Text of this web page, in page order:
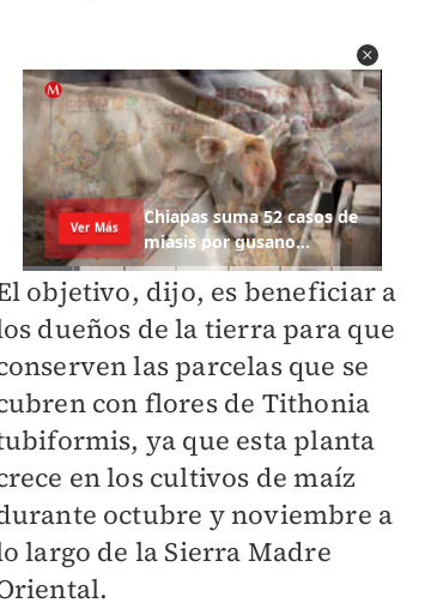
objetivo, dijo, es beneficiar a
dueños de la tierra para que
las parcelas que se
con flores de Tithonia
ya que esta planta
en los cultivos de maíz
octubre y noviembre a
largo de la Sierra Madre